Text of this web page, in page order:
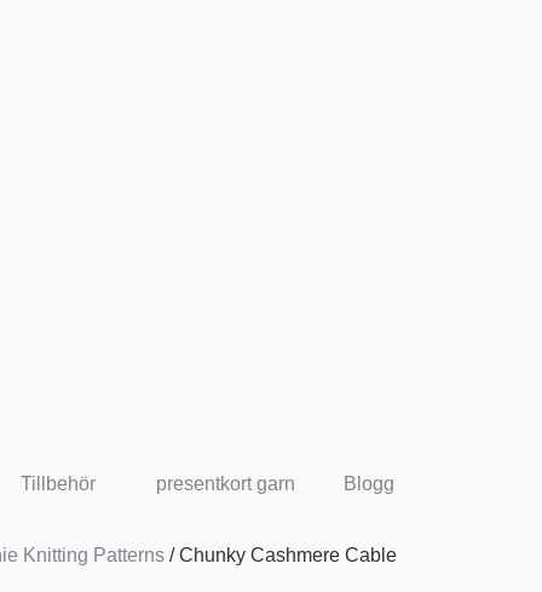
Tillbehör presentkort garn Blogg
Knitting Patterns / Chunky Cashmere Cable